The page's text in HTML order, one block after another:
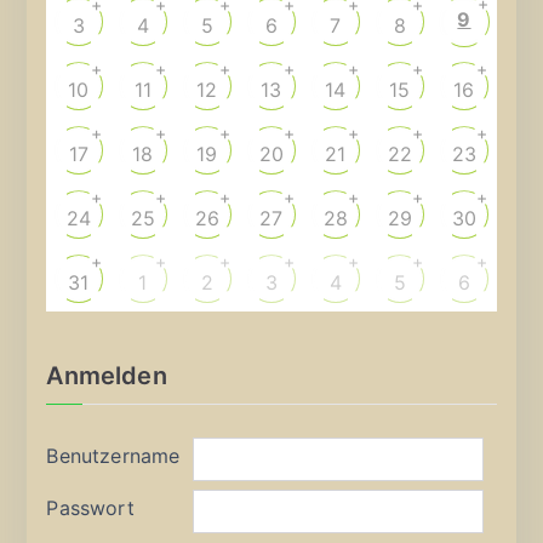
3
+
4
+
5
+
6
+
7
+
8
+
9
10
+
11
+
12
+
13
+
14
+
15
+
16
+
17
+
18
+
19
+
20
+
21
+
22
+
23
+
24
+
25
+
26
+
27
+
28
+
29
+
30
+
31
+
1
+
2
+
3
+
4
+
5
+
6
+
Anmelden
Benutzername
Passwort